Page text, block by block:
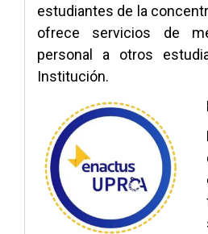
estudiantes de la
ofrece servicios de
personal a otros
Institución.